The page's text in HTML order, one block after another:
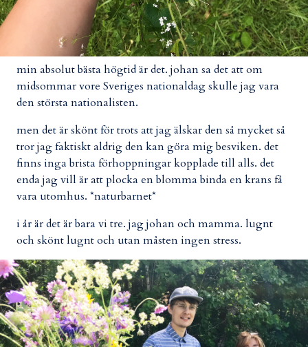
min absolut bästa högtid är det. johan sa det att om
midsommar vore Sveriges nationaldag skulle jag vara
den största nationalisten.
men det är skönt för trots att jag älskar den så mycket så
tror jag faktiskt aldrig den kan göra mig besviken. det
finns inga brista förhoppningar kopplade till alls. det
enda jag vill är att plocka en blomma binda en krans få
vara utomhus. *naturbarnet*
i år är det är bara vi tre. jag johan och mamma. lugnt
och skönt lugnt och utan måsten ingen stress.